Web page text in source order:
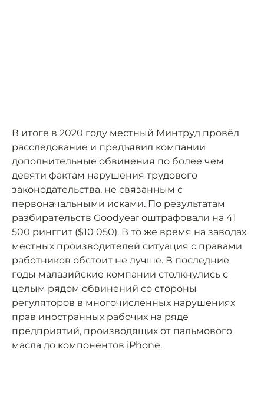
В итоге в 2020 году местный Минтруд провёл
расследование и предъявил компании
дополнительные обвинения по более чем
девяти фактам нарушения трудового
законодательства, не связанным с
первоначальными исками. По результатам
разбирательств Goodyear оштрафовали на 41
500 ринггит ($10 050). В то же время на заводах
местных производителей ситуация с правами
работников обстоит не лучше. В последние
годы малазийские компании столкнулись с
целым рядом обвинений со стороны
регуляторов в многочисленных нарушениях
прав иностранных рабочих на ряде
предприятий, производящих от пальмового
масла до компонентов iPhone.